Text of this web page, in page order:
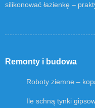
silikonować łazienkę –
Remonty i budowa
Roboty ziemne –
Ile schną tynki